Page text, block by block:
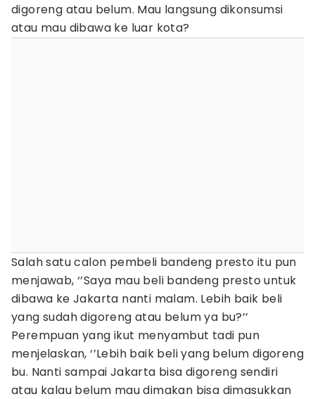
digoreng atau belum. Mau langsung dikonsumsi
atau mau dibawa ke luar kota?
Salah satu calon pembeli bandeng presto itu pun
menjawab, ‘’Saya mau beli bandeng presto untuk
dibawa ke Jakarta nanti malam. Lebih baik beli
yang sudah digoreng atau belum ya bu?’’
Perempuan yang ikut menyambut tadi pun
menjelaskan, ‘’Lebih baik beli yang belum digoreng
bu. Nanti sampai Jakarta bisa digoreng sendiri
atau kalau belum mau dimakan bisa dimasukkan